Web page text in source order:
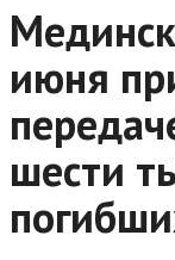
июня
шести